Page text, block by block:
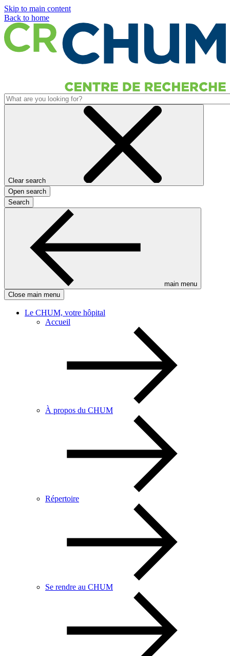
Skip to main content
Back to home
Clear search
Open search
Search
main menu
Close main menu
Le CHUM, votre hôpital
Accueil
À propos du CHUM
Répertoire
Se rendre au CHUM